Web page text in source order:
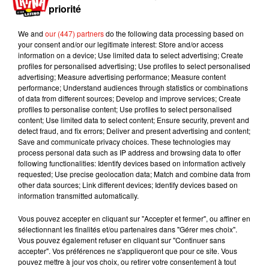
Publié : 19 mars 2019 à 9h24 par MT
déguster, acheter, vous divertir avec des concerts
Car le but est bien de voyager à travers la
gastronomie et découvrir des petits bouts de pays
grâce à vos papilles. Cette année le Mali est le
pays à l’honneur de cette quatrième édition.
Comptez 4 euros l’entrée pour les adultes et un
euro pour les moins de 12 ans. Le village sera
ouvert de 10h à 22h.
Mundo Latino
de Fuego est terminée
priorité
We and our (447) partnersdo the following data processing based on
your consent and/or our legitimate interest: Store and/or access
information on a device; Use limited data to select advertising; Create
profiles for personalised advertising; Use profiles to select personalised
advertising; Measure advertising performance; Measure content
performance; Understand audiences through statistics or combinations
of data from different sources; Develop and improve services; Create
profiles to personalise content; Use profiles to select personalised
content; Use limited data to select content; Ensure security, prevent and
detect fraud, and fix errors; Deliver and present advertising and content;
Save and communicate privacy choices. These technologies may
process personal data such as IP address and browsing data to offer
following functionalities: Identify devices based on information actively
requested; Use precise geolocation data; Match and combine data from
other data sources; Link different devices; Identify devices based on
information transmitted automatically.
Vous pouvez accepter en cliquant sur "Accepter et fermer", ou affiner en
sélectionnant les finalités et/ou partenaires dans "Gérer mes choix".
Vous pouvez également refuser en cliquant sur "Continuer sans
accepter". Vos préférences ne s'appliqueront que pour ce site. Vous
pouvez mettre à jour vos choix, ou retirer votre consentement à tout